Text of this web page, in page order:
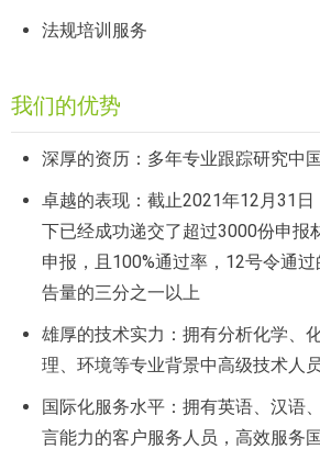
法规培训服务
我们的优势
深厚的资历：多年专业跟踪研究中
卓越的表现：截止2021年12月31
下已经成功递交了超过3000份申报
申报，且100%通过率，12号令通
告量的三分之一以上
雄厚的技术实力：拥有分析化学、
理、环境等专业背景中高级技术人
国际化服务水平：拥有英语、汉语
言能力的客户服务人员，高效服务